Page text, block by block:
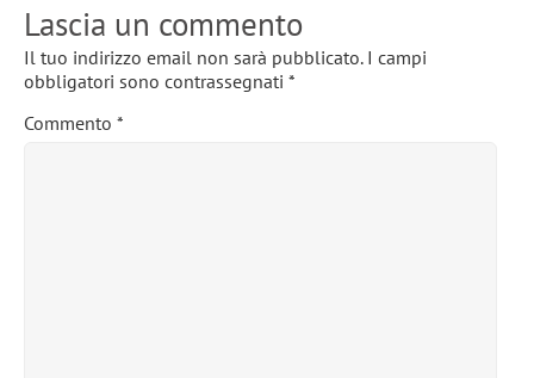
Lascia un commento
Il tuo indirizzo email non sarà pubblicato. I campi
obbligatori sono contrassegnati *
Commento *